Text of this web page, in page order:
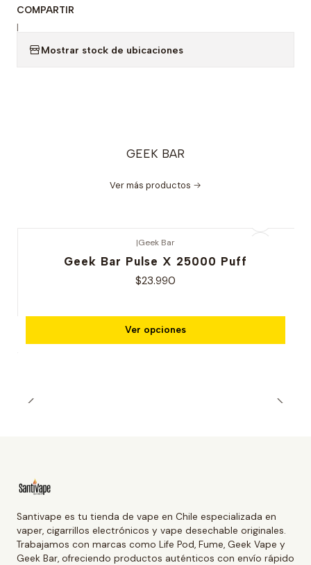
COMPARTIR
|
Mostrar stock de ubicaciones
GEEK BAR
Ver más productos
|Geek Bar
Geek Bar Pulse X 25000 Puff
$23.990
Ver opciones
Santivape es tu tienda de vape en Chile especializada en
vaper, cigarrillos electrónicos y vape desechable originales.
Trabajamos con marcas como Life Pod, Fume, Geek Vape y
Geek Bar, ofreciendo productos auténticos con envío rápido